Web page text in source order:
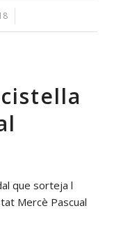
que sorteja l
Mercè Pascual